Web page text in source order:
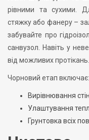
рівними та сухими.
стяжку або фанеру –
забувайте про
санвузол. Навіть у
від можливих протікань.
Чорновий етап включає:
Вирівнювання
Улаштування
Грунтовка всіх